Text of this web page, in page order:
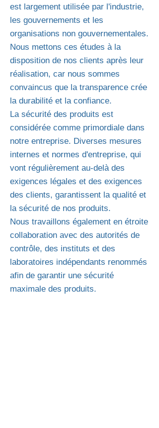
est largement utilisée par l'industrie,
les gouvernements et les
organisations non gouvernementales.
Nous mettons ces études à la
disposition de nos clients après leur
réalisation, car nous sommes
convaincus que la transparence crée
la durabilité et la confiance.
La sécurité des produits est
considérée comme primordiale dans
notre entreprise. Diverses mesures
internes et normes d'entreprise, qui
vont régulièrement au-delà des
exigences légales et des exigences
des clients, garantissent la qualité et
la sécurité de nos produits.
Nous travaillons également en étroite
collaboration avec des autorités de
contrôle, des instituts et des
laboratoires indépendants renommés
afin de garantir une sécurité
maximale des produits.